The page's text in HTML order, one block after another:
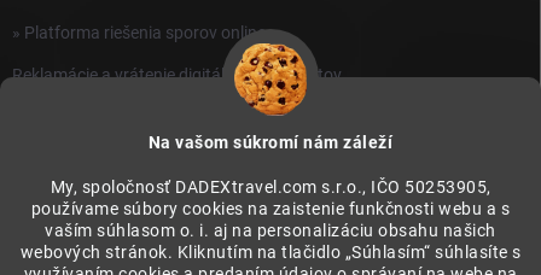
Na vašom súkromí nám záleží
My, spoločnosť DADEXtravel.com s.r.o., IČO 50253905,
používame súbory cookies na zaistenie funkčnosti webu a s
vaším súhlasom o. i. aj na personalizáciu obsahu našich
webových stránok. Kliknutím na tlačidlo „Súhlasím“ súhlasíte s
» Platforma riešenia sporov online
Reklamácie a vrátenie digitálnych produktov
» Všeobecné obchodné podmienky
PRIJÍMAME ONLINE PLATBY